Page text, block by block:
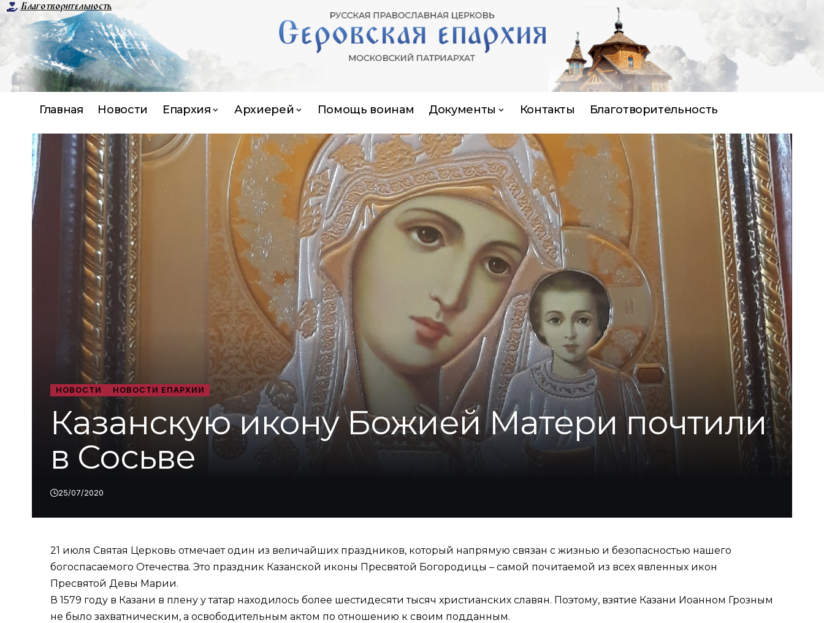
Благотворительность
Главная Новости Епархия Архиерей Помощь воинам Документы Контакты Благотворительность
НОВОСТИ НОВОСТИ ЕПАРХИИ
Казанскую икону Божией Матери почтили
в Сосьве
25/07/2020
21 июля Святая Церковь отмечает один из величайших праздников, который напрямую связан с жизнью и безопасностью нашего
богоспасаемого Отечества. Это праздник Казанской иконы Пресвятой Богородицы – самой почитаемой из всех явленных икон
Пресвятой Девы Марии.
В 1579 году в Казани в плену у татар находилось более шестидесяти тысяч христианских славян. Поэтому, взятие Казани Иоанном Грозным
не было захватническим, а освободительным актом по отношению к своим подданным.